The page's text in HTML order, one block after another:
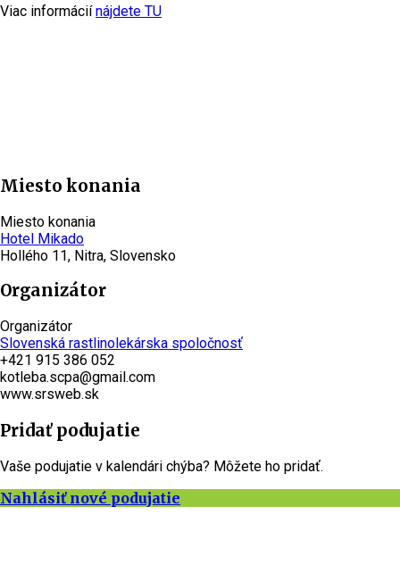
Viac informáciínájdete TU
Miesto konania
Miesto konania
Hotel Mikado
Hollého 11, Nitra, Slovensko
Organizátor
Organizátor
Slovenská rastlinolekárska spoločnosť
+421 915 386 052
kotleba.scpa@gmail.com
www.srsweb.sk
Pridať podujatie
Vaše podujatie v kalendári chýba? Môžete ho pridať.
Nahlásiť nové podujatie